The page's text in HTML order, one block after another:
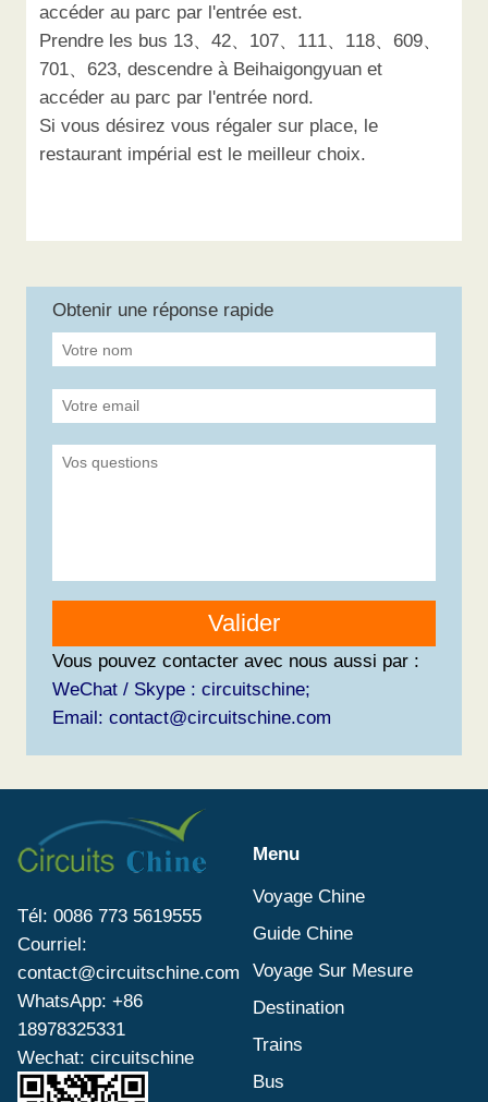
accéder au parc par l'entrée est.
Prendre les bus 13、42、107、111、118、609、
701、623, descendre à Beihaigongyuan et
accéder au parc par l'entrée nord.
Si vous désirez vous régaler sur place, le
restaurant impérial est le meilleur choix.
Obtenir une réponse rapide
Valider
Vous pouvez contacter avec nous aussi par :
WeChat / Skype : circuitschine;
Email: contact@circuitschine.com
Tél: 0086 773 5619555
Courriel:
contact@circuitschine.com
WhatsApp: +86
18978325331
Wechat: circuitschine
Menu
Voyage Chine
Guide Chine
Voyage Sur Mesure
Destination
Trains
Bus